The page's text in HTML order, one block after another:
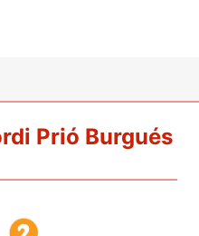
Prió Burgués